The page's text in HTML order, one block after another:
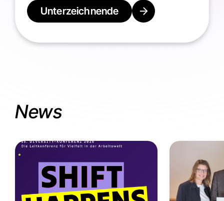
Unterzeichnende
News